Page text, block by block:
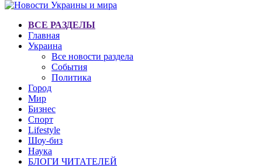
ВСЕ РАЗДЕЛЫ
Главная
Украина
Все новости раздела
События
Политика
Город
Мир
Бизнес
Спорт
Lifestyle
Шоу-биз
Наука
БЛОГИ ЧИТАТЕЛЕЙ